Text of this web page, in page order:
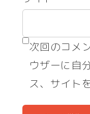
次回のコメ
ウザーに自
ス、サイト